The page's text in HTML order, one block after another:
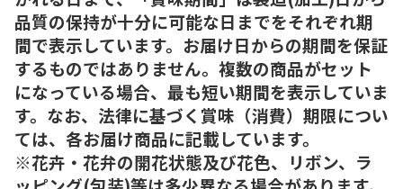
品質の保持が十分に可能な日までをそれぞれ期
間で表示しています。お届け日からの期間を保証
するものではありません。複数の商品がセット
になっている場合、最も短い期間を表示していま
す。なお、法律に基づく賞味（消費）期限につい
ては、各お届け商品に記載しています。
※花卉・花弁の開花状態及び花色、リボン、ラ